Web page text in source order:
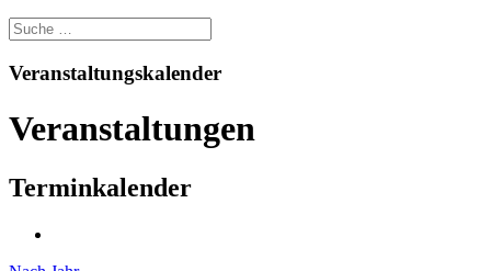
Veranstaltungskalender
Veranstaltungen
Terminkalender